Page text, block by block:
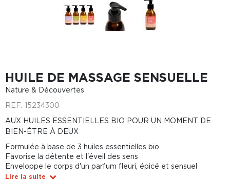
HUILE DE MASSAGE SENSUELLE
Nature & Découvertes
REF. 15234300
AUX HUILES ESSENTIELLES BIO POUR UN MOMENT DE
BIEN-ÊTRE À DEUX
Formulée à base de 3 huiles essentielles bio
Favorise la détente et l'éveil des sens
Enveloppe le corps d'un parfum fleuri, épicé et sensuel
Lire la suite